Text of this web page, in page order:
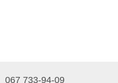
067 733-94-09